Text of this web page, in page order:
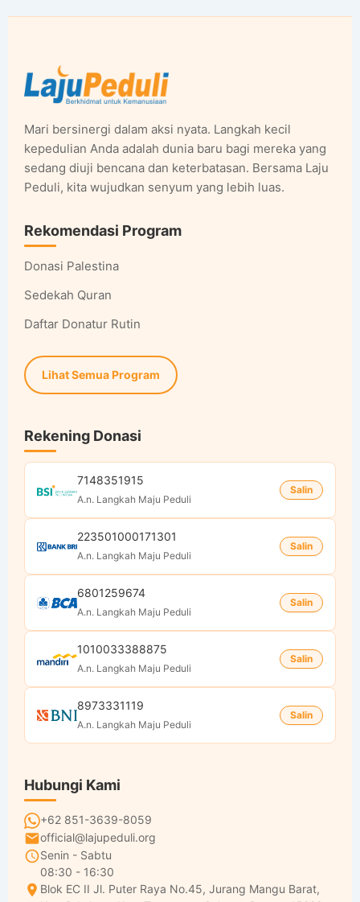
Mari bersinergi dalam aksi nyata. Langkah kecil
kepedulian Anda adalah dunia baru bagi mereka yang
sedang diuji bencana dan keterbatasan. Bersama Laju
Peduli, kita wujudkan senyum yang lebih luas.
Rekomendasi Program
Donasi Palestina
Sedekah Quran
Daftar Donatur Rutin
Lihat Semua Program
Rekening Donasi
7148351915
A.n. Langkah Maju Peduli
Salin
223501000171301
A.n. Langkah Maju Peduli
Salin
6801259674
A.n. Langkah Maju Peduli
Salin
1010033388875
A.n. Langkah Maju Peduli
Salin
8973331119
A.n. Langkah Maju Peduli
Salin
Hubungi Kami
+62 851-3639-8059
official@lajupeduli.org
Senin - Sabtu
08:30 - 16:30
Blok EC II Jl. Puter Raya No.45, Jurang Mangu Barat,